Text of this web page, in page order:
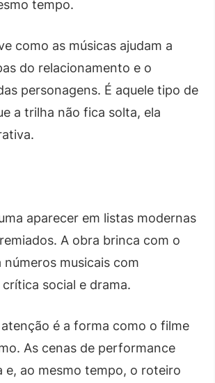
tempo.
como as músicas ajudam a
do relacionamento e o
personagens. É aquele tipo de
a trilha não fica solta, ela
aparecer em listas modernas
A obra brinca com o
musicais com
social e drama.
é a forma como o filme
As cenas de performance
e, ao mesmo tempo, o roteiro